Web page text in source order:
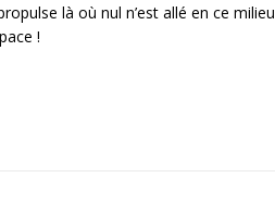
là où nul n’est allé en ce milieu
!